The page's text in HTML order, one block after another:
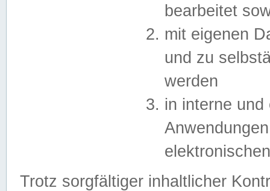
bearbeitet
mit eigenen
und zu
werden
in interne
Trotz sorgfältiger inhaltlicher